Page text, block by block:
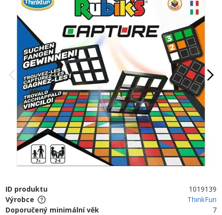
ID produktu
1019139
Výrobce
ThinkFun
Doporučený minimální věk
7